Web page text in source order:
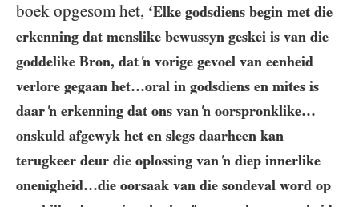
boek opgesom het, ‘Elke godsdiens begin met die
erkenning dat menslike bewussyn geskei is van die
goddelike Bron, dat ‘n vorige gevoel van eenheid
verlore gegaan het…​oral in godsdiens en mites is
daar ‘n erkenning dat ons van ‘n oorspronklike…​
onskuld afgewyk het en slegs daarheen kan
terugkeer deur die oplossing van ‘n diep innerlike
onenigheid…​die oorsaak van die sondeval word op